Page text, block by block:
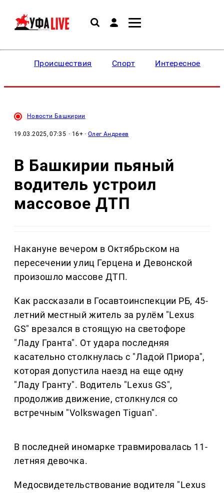
Происшествия Спорт Интересное
Новости Башкирии
19.03.2025, 07:35 · 16+ ·Олег Андреев
В Башкирии пьяный
водитель устроил
массовое ДТП
Накануне вечером в Октябрьском на
пересечении улиц Герцена и Девонской
произошло массове ДТП.
Как рассказали в Госавтоинспекции РБ, 45-
летний местный житель за рулём "Lexus
GS" врезался в стоящую на светофоре
"Ладу Гранта". От удара последняя
касательно столкнулась с "Ладой Приора",
которая допустила наезд на еще одну
"Ладу Гранту". Водитель "Lexus GS",
продолжив движение, столкнулся со
встречным "Volkswagen Tiguan".
В последней иномарке травмировалась 11-
летняя девочка.
Медосвидетельствование водителя "Lexus